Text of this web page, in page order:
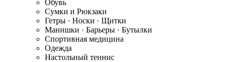
Обувь
Сумки и Рюкзаки
Гетры · Носки · Щитки
Манишки · Барьеры · Бутылки
Спортивная медицина
Одежда
Настольный теннис